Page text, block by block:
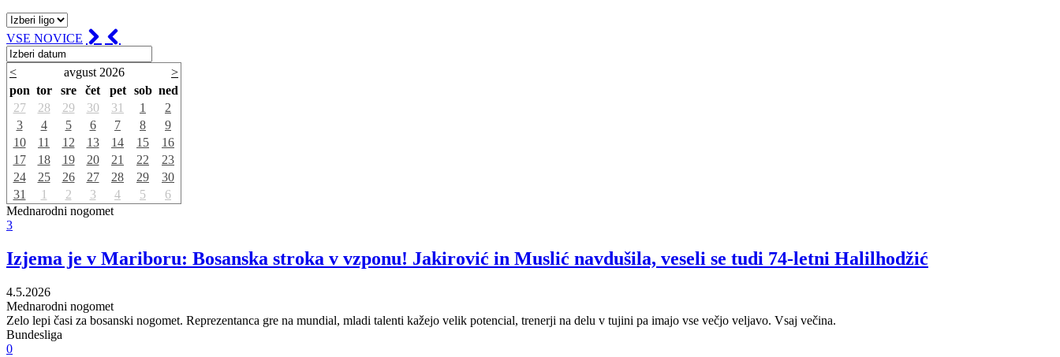
VSE NOVICE
< avgust 2026
>
pon tor sre čet pet sob ned
27
28 29 30 31 1
2
3
4 5 6 7 8
9
10
11 12 13 14 15
16
17
18 19 20 21 22
23
24
25 26 27 28 29
30
31
1 2 3 4 5
6
Mednarodni nogomet
3
Izjema je v Mariboru: Bosanska stroka v vzponu! Jakirović in Muslić navdušila, veseli se tudi 74-letni Halilhodžić
4.5.2026
Mednarodni nogomet
Zelo lepi časi za bosanski nogomet. Reprezentanca gre na mundial, mladi talenti kažejo velik potencial, trenerji na delu v tujini pa imajo vse večjo veljavo. Vsaj večina.
Bundesliga
0